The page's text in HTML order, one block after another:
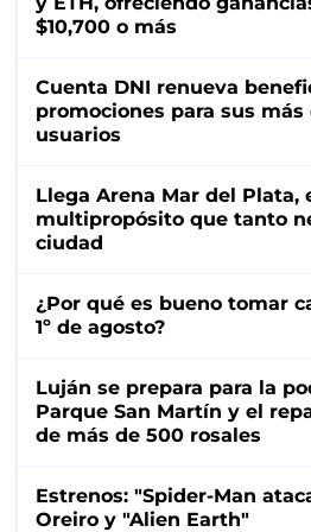
$10,700 o más
Cuenta DNI renueva
promociones para sus más
usuarios
Llega Arena Mar del Plata,
multipropósito que tanto
ciudad
¿Por qué es bueno tomar
1º de agosto?
Luján se prepara para la
Parque San Martín y el
de más de 500 rosales
Estrenos: "Spider-Man
Oreiro y "Alien Earth"